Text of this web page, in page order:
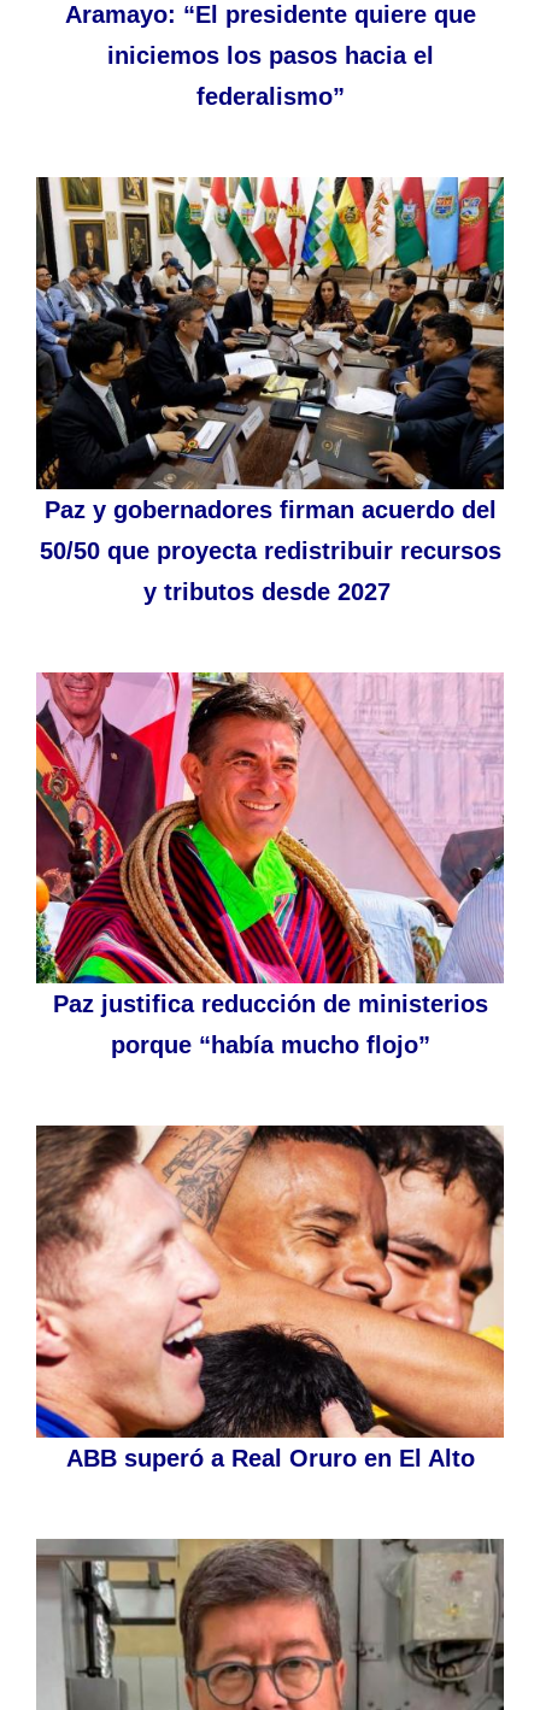
Aramayo: “El presidente quiere que
iniciemos los pasos hacia el
federalismo”
Paz y gobernadores firman acuerdo del
50/50 que proyecta redistribuir recursos
y tributos desde 2027
Paz justifica reducción de ministerios
porque “había mucho flojo”
ABB superó a Real Oruro en El Alto